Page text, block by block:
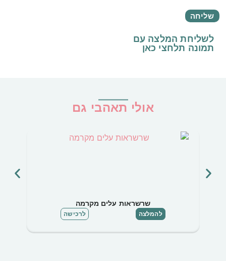
לשליחת המלצה עם
תמונה תלחצי כאן
אולי תאהבי גם
שרשראות עלים מקרמה
להמלצה לרכישה